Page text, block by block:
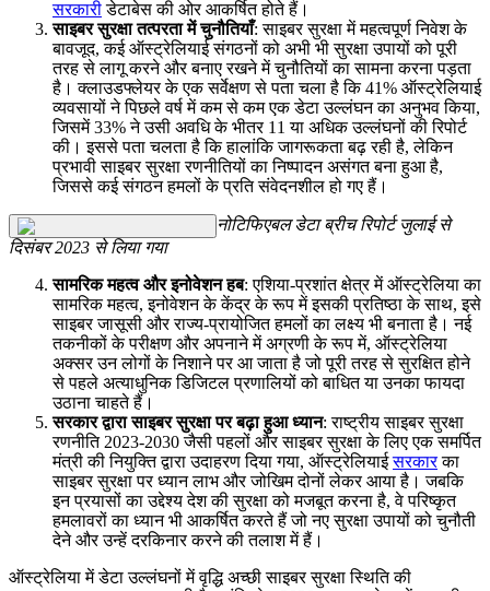
सरकारीडेटाबेस की ओर आकर्षित होते हैं।
साइबर सुरक्षा तत्परता में चुनौतियाँ: साइबर सुरक्षा में महत्वपूर्ण निवेश के
बावजूद, कई ऑस्ट्रेलियाई संगठनों को अभी भी सुरक्षा उपायों को पूरी
तरह से लागू करने और बनाए रखने में चुनौतियों का सामना करना पड़ता
है। क्लाउडफ्लेयर के एक सर्वेक्षण से पता चला है कि 41% ऑस्ट्रेलियाई
व्यवसायों ने पिछले वर्ष में कम से कम एक डेटा उल्लंघन का अनुभव किया,
जिसमें 33% ने उसी अवधि के भीतर 11 या अधिक उल्लंघनों की रिपोर्ट
की। इससे पता चलता है कि हालांकि जागरूकता बढ़ रही है, लेकिन
प्रभावी साइबर सुरक्षा रणनीतियों का निष्पादन असंगत बना हुआ है,
जिससे कई संगठन हमलों के प्रति संवेदनशील हो गए हैं।
नोटिफिएबल डेटा ब्रीच रिपोर्ट जुलाई से
दिसंबर 2023 से लिया गया
सामरिक महत्व और इनोवेशन हब: एशिया-प्रशांत क्षेत्र में ऑस्ट्रेलिया का
सामरिक महत्व, इनोवेशन के केंद्र के रूप में इसकी प्रतिष्ठा के साथ, इसे
साइबर जासूसी और राज्य-प्रायोजित हमलों का लक्ष्य भी बनाता है। नई
तकनीकों के परीक्षण और अपनाने में अग्रणी के रूप में, ऑस्ट्रेलिया
अक्सर उन लोगों के निशाने पर आ जाता है जो पूरी तरह से सुरक्षित होने
से पहले अत्याधुनिक डिजिटल प्रणालियों को बाधित या उनका फायदा
उठाना चाहते हैं।
सरकार द्वारा साइबर सुरक्षा पर बढ़ा हुआ ध्यान: राष्ट्रीय साइबर सुरक्षा
रणनीति 2023-2030 जैसी पहलों और साइबर सुरक्षा के लिए एक समर्पित
मंत्री की नियुक्ति द्वारा उदाहरण दिया गया, ऑस्ट्रेलियाईसरकारका
साइबर सुरक्षा पर ध्यान लाभ और जोखिम दोनों लेकर आया है। जबकि
इन प्रयासों का उद्देश्य देश की सुरक्षा को मजबूत करना है, वे परिष्कृत
हमलावरों का ध्यान भी आकर्षित करते हैं जो नए सुरक्षा उपायों को चुनौती
देने और उन्हें दरकिनार करने की तलाश में हैं।
ऑस्ट्रेलिया में डेटा उल्लंघनों में वृद्धि अच्छी साइबर सुरक्षा स्थिति की